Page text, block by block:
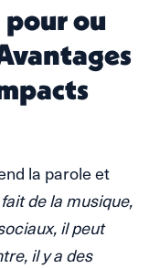
ou
la parole et
de la musique,
il peut
il y a des